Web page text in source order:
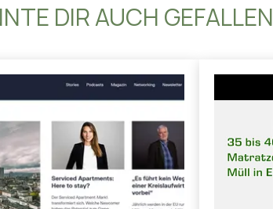
DIR AUCH GEFALLEN